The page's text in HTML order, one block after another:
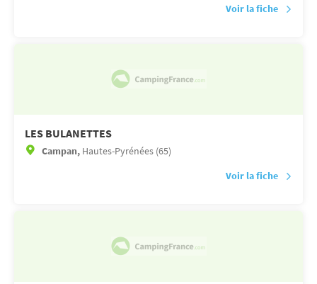
Voir la fiche
LES BULANETTES
Campan, Hautes-Pyrénées (65)
Voir la fiche